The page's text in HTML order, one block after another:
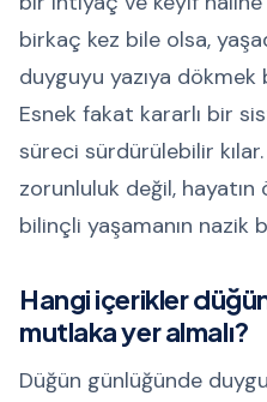
birkaç kez bile olsa,
duyguyu yazıya dökmek
Esnek fakat kararlı bir
süreci sürdürülebilir
zorunluluk değil, hayatın
bilinçli yaşamanın nazik
Hangi içerikler
mutlaka yer almalı?
Düğün günlüğünde